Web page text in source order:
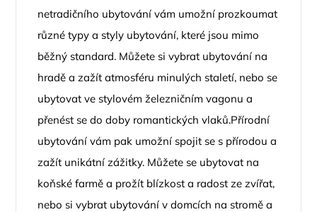
netradičního ubytování vám umožní prozkoumat
různé typy a styly ubytování, které jsou mimo
běžný standard. Můžete si vybrat ubytování na
hradě a zažít atmosféru minulých staletí, nebo se
ubytovat ve stylovém železničním vagonu a
přenést se do doby romantických vlaků.Přírodní
ubytování vám pak umožní spojit se s přírodou a
zažít unikátní zážitky. Můžete se ubytovat na
koňské farmě a prožít blízkost a radost ze zvířat,
nebo si vybrat ubytování v domcích na stromě a